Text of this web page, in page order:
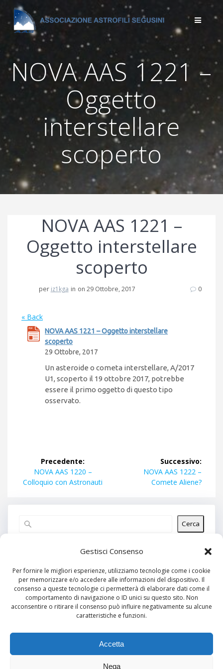
Gestisci Consenso
Per fornire le migliori esperienze, utilizziamo tecnologie come i cookie
per memorizzare e/o accedere alle informazioni del dispositivo. Il
consenso a queste tecnologie ci permetterà di elaborare dati come il
comportamento di navigazione o ID unici su questo sito. Non
acconsentire o ritirare il consenso può influire negativamente su alcune
caratteristiche e funzioni.
Accetta
Nega
Salta
al
contenuto
NOVA AAS 1221 –
Oggetto
interstellare
scoperto
NOVA AAS 1221 –
Oggetto interstellare
scoperto
per iz1kga in on 29 Ottobre, 2017 0
« Back
NOVA AAS 1221 – Oggetto interstellare
scoperto
29 Ottobre, 2017
Un asteroide o cometa interstellare, A/2017
U1, scoperto il 19 ottobre 2017, potrebbe
essere il primo oggetto di questo tipo
osservato.
Navigazione
articoli
Precedente:
Articolo
precedente:
NOVA AAS 1220 –
Colloquio con Astronauti
Successivo:
Articolo
successivo:
NOVA AAS 1222 –
Comete Aliene?
Cerca
Articoli recenti
Commenti recenti
Nessun commento da mostrare.
Nessun archivio da mostrare.